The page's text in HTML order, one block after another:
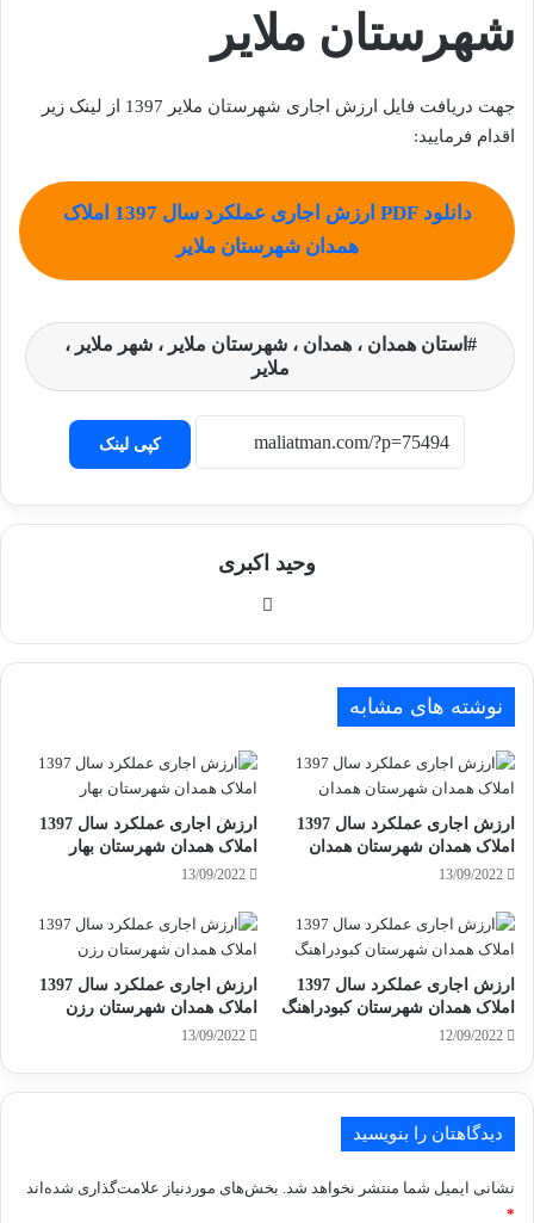
شهرستان ملایر
جهت دریافت فایل ارزش اجاری شهرستان ملایر 1397 از لینک زیر
اقدام فرمایید:
دانلود PDF ارزش اجاری عملکرد سال 1397 املاک
همدان شهرستان ملایر
استان همدان ، همدان ، شهرستان ملایر ، شهر ملایر ،
ملایر
کپی لینک
وحید اکبری
نوشته های مشابه
ارزش اجاری عملکرد سال 1397
املاک همدان شهرستان همدان
13/09/2022
ارزش اجاری عملکرد سال 1397
املاک همدان شهرستان بهار
13/09/2022
ارزش اجاری عملکرد سال 1397
املاک همدان شهرستان کبودراهنگ
12/09/2022
ارزش اجاری عملکرد سال 1397
املاک همدان شهرستان رزن
13/09/2022
دیدگاهتان را بنویسید
نشانی ایمیل شما منتشر نخواهد شد. بخش‌های موردنیاز علامت‌گذاری شده‌اند
*